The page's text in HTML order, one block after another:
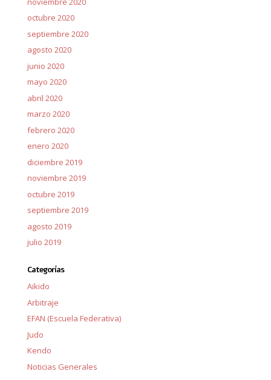
octubre 2020
septiembre 2020
agosto 2020
junio 2020
mayo 2020
abril 2020
marzo 2020
febrero 2020
enero 2020
diciembre 2019
noviembre 2019
octubre 2019
septiembre 2019
agosto 2019
julio 2019
Categorías
Aikido
Arbitraje
EFAN (Escuela Federativa)
Judo
Kendo
Noticias Generales